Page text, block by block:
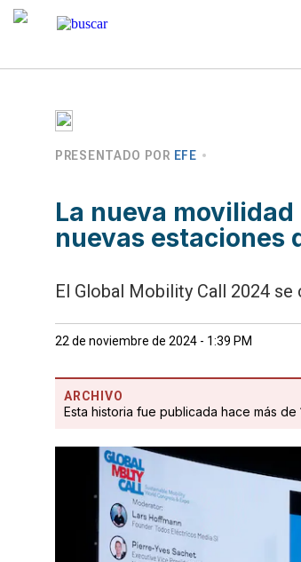
PRESENTADO POR EFE
La nueva
nuevas estaciones
El Global Mobility Call 2024
22 de noviembre de 2024 - 1:39 PM
ARCHIVO
Esta historia fue publicada hace más de